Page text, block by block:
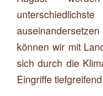
können wir mit
sich durch die
Eingriffe